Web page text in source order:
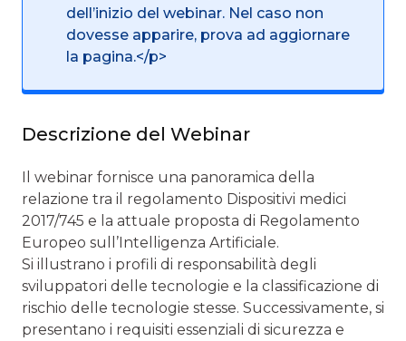
dell’inizio del webinar. Nel caso non
dovesse apparire, prova ad aggiornare
la pagina.</p>
Descrizione del Webinar
Il webinar fornisce una panoramica della
relazione tra il regolamento Dispositivi medici
2017/745 e la attuale proposta di Regolamento
Europeo sull’Intelligenza Artificiale.
Si illustrano i profili di responsabilità degli
sviluppatori delle tecnologie e la classificazione di
rischio delle tecnologie stesse. Successivamente, si
presentano i requisiti essenziali di sicurezza e